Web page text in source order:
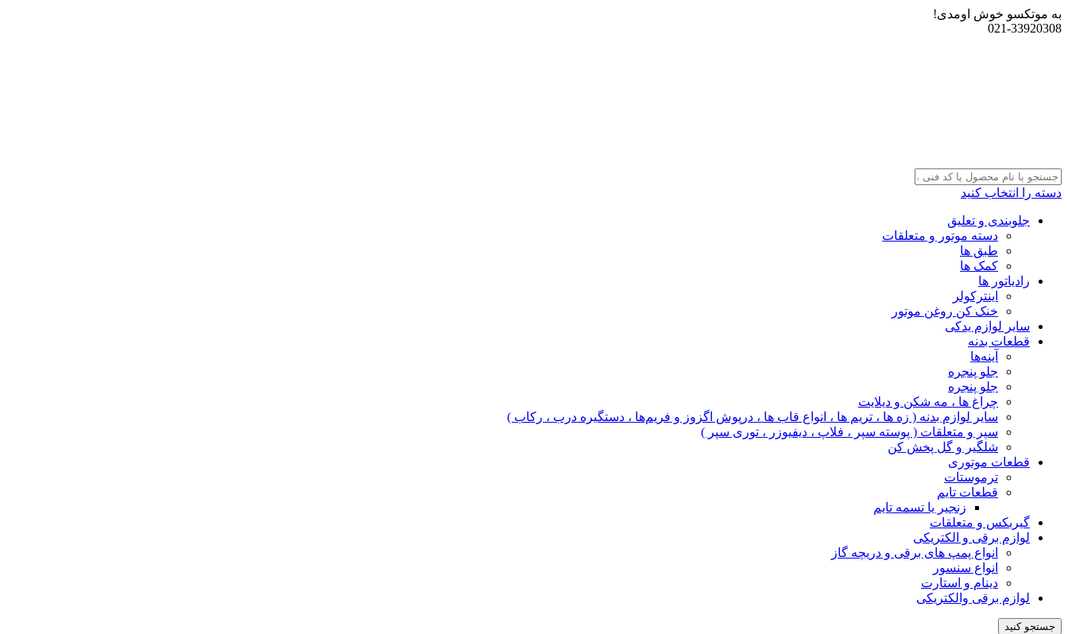
به موتکسو خوش اومدی!
021-33920308
دسته را انتخاب کنید
جلوبندی و تعلیق
دسته موتور و متعلقات
طبق ها
کمک ها
رادیاتور ها
اینترکولر
خنک کن روغن موتور
سایر لوازم یدکی
قطعات بدنه
آینه‌ها
جلو پنجره
جلو پنجره
چراغ‌ ها ، مه‌ شکن و دیلایت
سایر لوازم بدنه ( زه ها ، تریم ها ، انواع قاب ها ، درپوش اگزوز و فریم‌ها ، دستگیره درب ، رکاب )
سپر و متعلقات ( پوسته سپر ، فلاپ ، دیفیوزر ، توری سپر )
شلگیر و گل‌ پخش‌ کن
قطعات موتوری
ترموستات
قطعات تایم
زنجیر یا تسمه تایم
گیربکس و متعلقات
لوازم برقی و الکتریکی
انواع پمپ های برقی و دریچه گاز
انواع سنسور
دینام و استارت
لوازم برقی والکتریکی
جستجو کنید